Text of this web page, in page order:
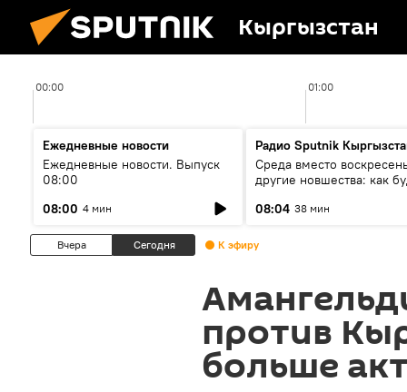
Кыргызстан
00:00 01:00
Ежедневные новости
Ежедневные новости. Выпуск
08:00
08:00 4 мин
Радио Sputnik
Среда вместо
другие новшества: как
08:04 38 мин
Вчера Сегодня К эфиру
против
больше